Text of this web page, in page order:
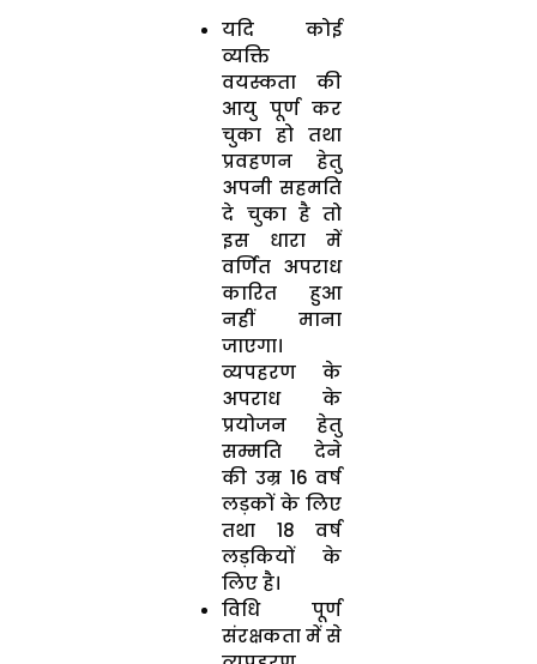
यदि कोई
व्यक्ति
वयस्कता की
आयु पूर्ण कर
चुका हो तथा
प्रवहणन हेतु
अपनी सहमति
दे चुका है तो
इस धारा में
वर्णित अपराध
कारित हुआ
नहीं माना
जाएगा।
व्यपहरण के
अपराध के
प्रयोजन हेतु
सम्मति देने
की उम्र 16 वर्ष
लड़कों के लिए
तथा 18 वर्ष
लड़कियों के
लिए है।
विधि पूर्ण
संरक्षकता में से